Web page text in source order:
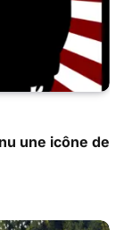
une icône de